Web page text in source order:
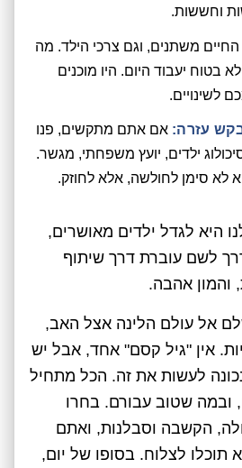
וחששות.
החיים משתנים, וגם צרכי הילד. מה
בטוח יעבוד היום. היו מוכנים
לשינויים.
עזרה: אם אתם מתקשים, פנו
ילדים, יועץ משפחתי, מגשר.
לא סימן לחולשה, אלא לחוזק.
היא לגדל ילדים מאושרים,
לשם עוברת דרך שיתוף
והמון אהבה.
אל עולם הלינה אצל האב,
אין "גיל קסם" אחד, אבל יש
לעשות את זה. הכל מתחיל
ובמה שטוב עבורם. בחרו
הקשבה וסבלנות, ואתם
תוכלו לצלוח. בסופו של יום,